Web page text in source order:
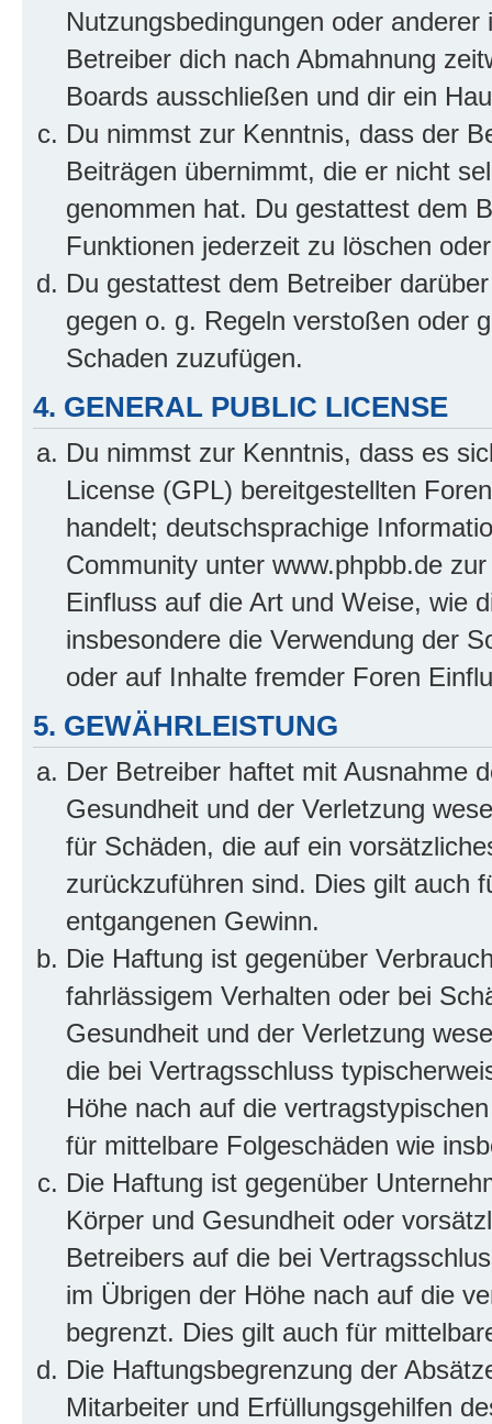
Nutzungsbedingungen oder
Betreiber dich nach Abmahnung
Boards ausschließen und dir ein
Du nimmst zur Kenntnis, dass der
Beiträgen übernimmt, die er nicht
genommen hat. Du gestattest dem
Funktionen jederzeit zu löschen
Du gestattest dem Betreiber
gegen o. g. Regeln verstoßen oder
Schaden zuzufügen.
4. GENERAL PUBLIC LICENSE
Du nimmst zur Kenntnis, dass es
License (GPL) bereitgestellten
handelt; deutschsprachige
Community unter www.phpbb.de
Einfluss auf die Art und Weise, wie
insbesondere die Verwendung der
oder auf Inhalte fremder Foren
5. GEWÄHRLEISTUNG
Der Betreiber haftet mit Ausnahme
Gesundheit und der Verletzung
für Schäden, die auf ein
zurückzuführen sind. Dies gilt auch
entgangenen Gewinn.
Die Haftung ist gegenüber
fahrlässigem Verhalten oder bei
Gesundheit und der Verletzung
die bei Vertragsschluss
Höhe nach auf die
für mittelbare Folgeschäden wie
Die Haftung ist gegenüber
Körper und Gesundheit oder
Betreibers auf die bei
im Übrigen der Höhe nach auf die
begrenzt. Dies gilt auch für
Die Haftungsbegrenzung der
Mitarbeiter und Erfüllungsgehilfen